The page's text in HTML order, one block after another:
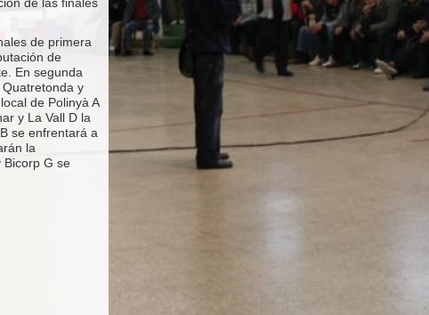
de primera
de
En segunda
y
de Polinyà A
y La Vall D la
se enfrentará a
la
Bicorp G se